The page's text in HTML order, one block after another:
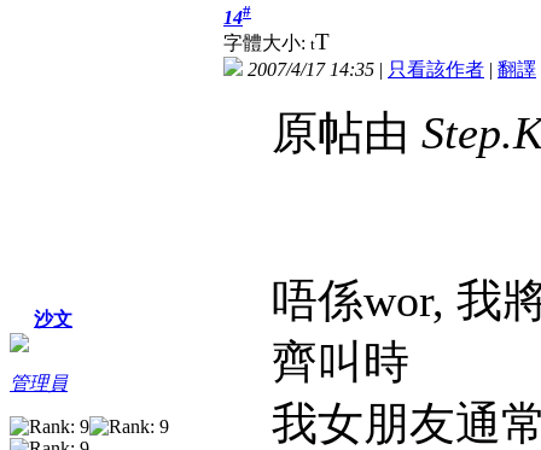
沙文
管理員
14#
字體大小: tT
2007/4/17 14:35 | 只看該作者 | 翻譯
原帖由
唔係wor, 我
齊叫時
我女朋友通